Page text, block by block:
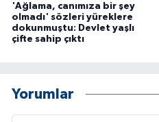
'Ağlama, canımıza bir şey
olmadı' sözleri yüreklere
dokunmuştu: Devlet yaşlı
çifte sahip çıktı
Yorumlar